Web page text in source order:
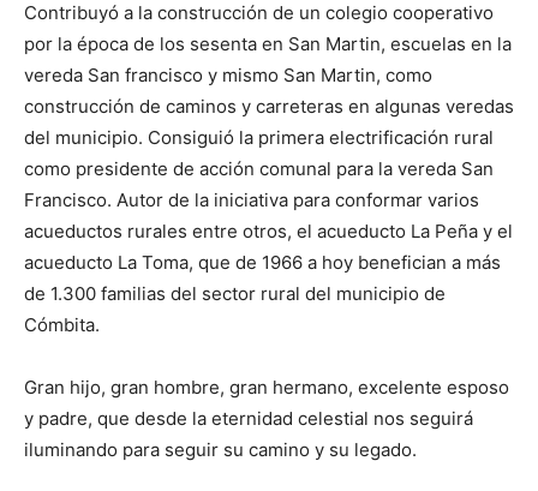
Contribuyó a la construcción de un colegio cooperativo
por la época de los sesenta en San Martin, escuelas en la
vereda San francisco y mismo San Martin, como
construcción de caminos y carreteras en algunas veredas
del municipio. Consiguió la primera electrificación rural
como presidente de acción comunal para la vereda San
Francisco. Autor de la iniciativa para conformar varios
acueductos rurales entre otros, el acueducto La Peña y el
acueducto La Toma, que de 1966 a hoy benefician a más
de 1.300 familias del sector rural del municipio de
Cómbita.
Gran hijo, gran hombre, gran hermano, excelente esposo
y padre, que desde la eternidad celestial nos seguirá
iluminando para seguir su camino y su legado.